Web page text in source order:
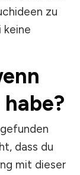
zu
keine
dass du
mit dieser